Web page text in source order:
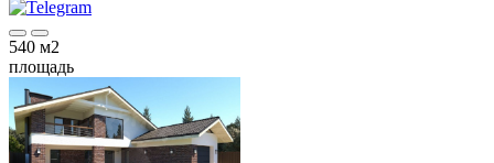
540 м2
площадь